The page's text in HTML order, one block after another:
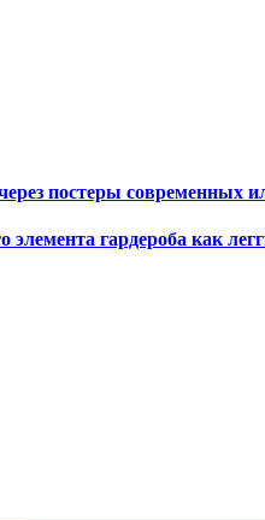
постеры современных
элемента гардероба как